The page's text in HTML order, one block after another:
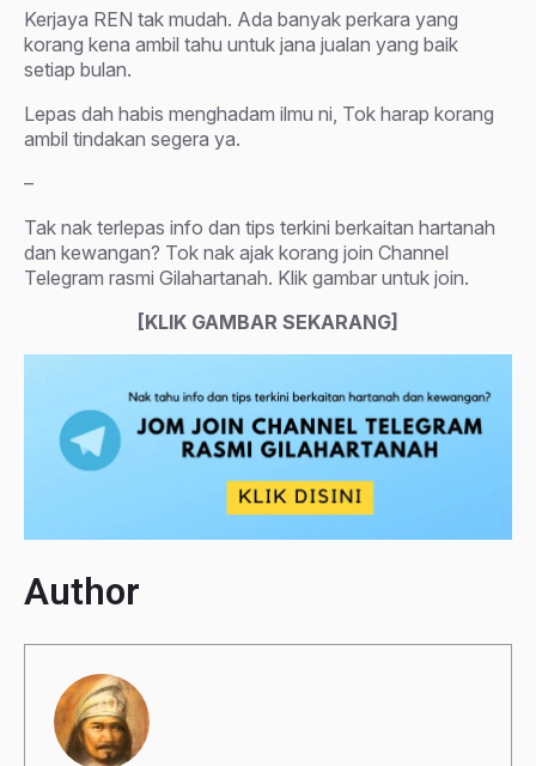
Kerjaya REN tak mudah. Ada banyak perkara yang
korang kena ambil tahu untuk jana jualan yang baik
setiap bulan.
Lepas dah habis menghadam ilmu ni, Tok harap korang
ambil tindakan segera ya.
–
Tak nak terlepas info dan tips terkini berkaitan hartanah
dan kewangan? Tok nak ajak korang join Channel
Telegram rasmi Gilahartanah. Klik gambar untuk join.
[KLIK GAMBAR SEKARANG]
Author